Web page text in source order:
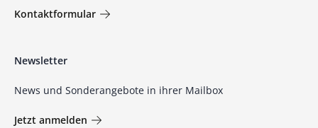
Kontaktformular
Newsletter
News und Sonderangebote in ihrer Mailbox
Jetzt anmelden